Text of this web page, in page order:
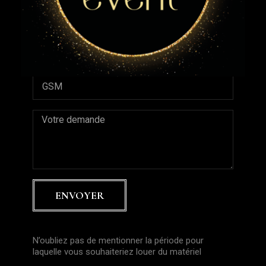
ENVOYER
N’oubliez pas de mentionner la période pour
laquelle vous souhaiteriez louer du matériel